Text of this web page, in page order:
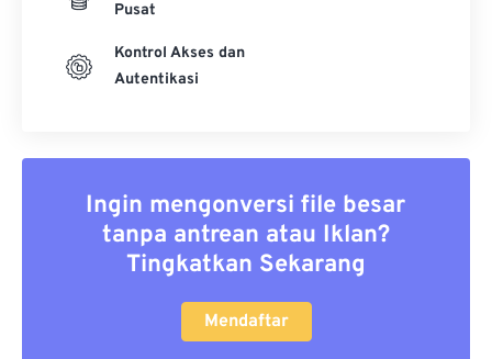
Pusat
Kontrol Akses dan
Autentikasi
Ingin mengonversi file besar
tanpa antrean atau Iklan?
Tingkatkan Sekarang
Mendaftar